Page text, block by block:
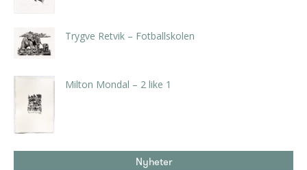
Trygve Retvik – Fotballskolen
Milton Mondal – 2 like 1
Nyheter